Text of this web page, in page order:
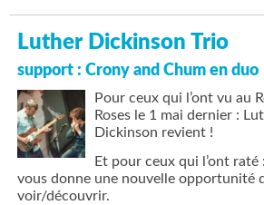
Luther Dickinson Trio
support : Crony and Chum en duo
Pour ceux qui l’ont vu au
Roses le 1 mai dernier :
Dickinson revient !
Et pour ceux qui l’ont raté
vous donne une nouvelle opportunité
voir/découvrir.